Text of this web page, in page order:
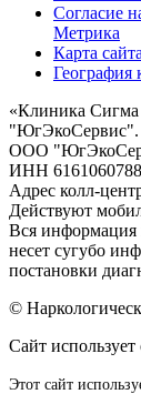
Согласие
Метрика
Карта сайта
География
«Клиника Сигма
"ЮгЭкоСервис".
ООО
ИНН
Адрес колл-
Действуют
Вся информация
несет сугубо
постановки
©
Сайт использует
Этот сайт